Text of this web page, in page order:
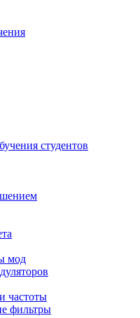
студентов
мод
частоты
фильтры